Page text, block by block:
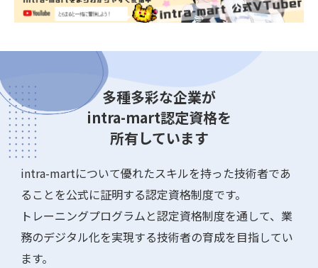
多種多彩な企業が
intra-mart認定資格を
所有しています
intra-martについて優れたスキルを持った技術者であ
ることを公式に証明する認定資格制度です。
トレーニングプログラムと認定資格制度を通して、業
務のデジタル化を実現する技術者の育成を目指してい
ます。